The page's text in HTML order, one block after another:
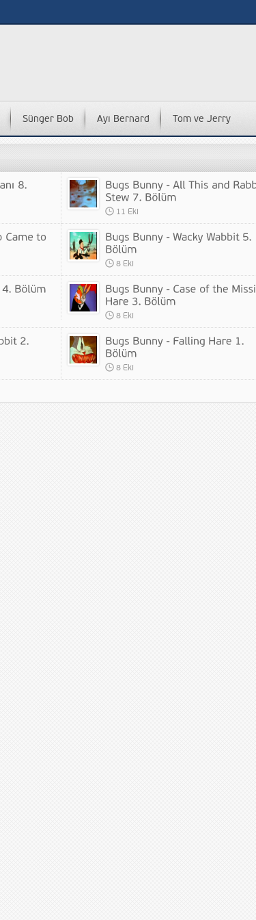
Sünger Bob Ayı Bernard Tom ve Jerry
11 Eki
8 Eki
8 Eki
8 Eki